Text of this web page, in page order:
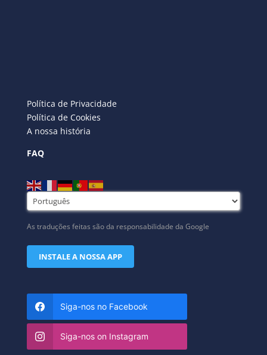
Política de Privacidade
Política de Cookies
A nossa história
FAQ
As traduções feitas são da responsabilidade da Google
INSTALE A NOSSA APP
Siga-nos no Facebook
Siga-nos on Instagram